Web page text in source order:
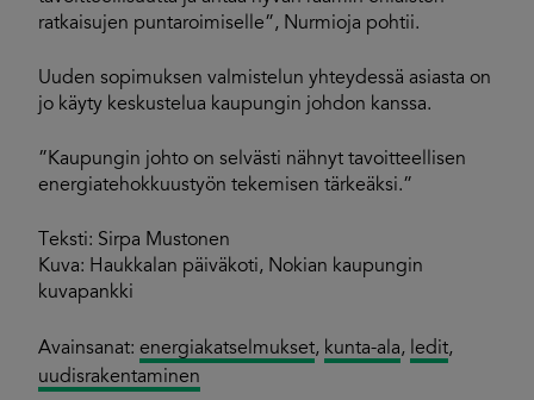
ratkaisujen puntaroimiselle”, Nurmioja pohtii.
Uuden sopimuksen valmistelun yhteydessä asiasta on
jo käyty keskustelua kaupungin johdon kanssa.
”Kaupungin johto on selvästi nähnyt tavoitteellisen
energiatehokkuustyön tekemisen tärkeäksi.”
Teksti: Sirpa Mustonen
Kuva: Haukkalan päiväkoti, Nokian kaupungin
kuvapankki
Avainsanat: energiakatselmukset, kunta-ala, ledit,
uudisrakentaminen